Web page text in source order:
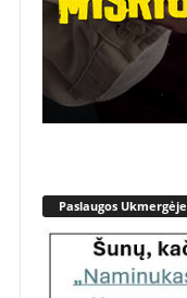
Paslaugos Ukmergėje